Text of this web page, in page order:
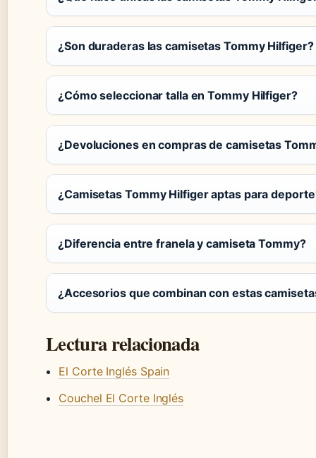
¿Son duraderas las camisetas Tommy Hilfiger?
¿Cómo seleccionar talla en Tommy Hilfiger?
¿Devoluciones en compras de camisetas
¿Camisetas Tommy Hilfiger aptas para
¿Diferencia entre franela y camiseta Tommy?
¿Accesorios que combinan con estas
Lectura relacionada
El Corte Inglés Spain
Couchel El Corte Inglés